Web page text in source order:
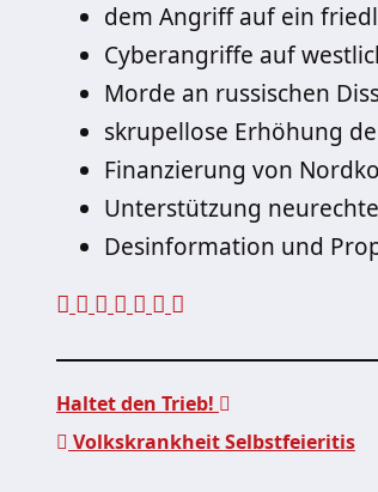
dem Angriff auf ein
Cyberangriffe auf
Morde an russischen
skrupellose Erhöhung
Finanzierung von
Unterstützung
Desinformation und
Haltet den Trieb!
Volkskrankheit Selbstfeieritis